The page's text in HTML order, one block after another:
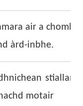
air a
àrd-inbhe.
stiallan
motair